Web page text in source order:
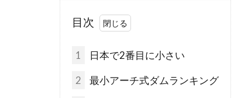
目次
1 日本で2番目に小さい
2 最小アーチ式ダムランキング